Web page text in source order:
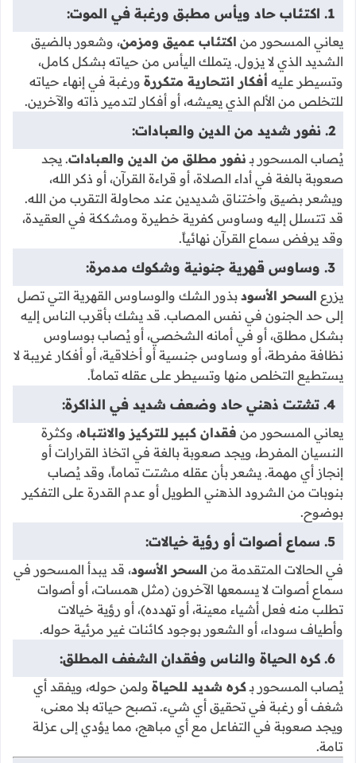
1. اكتئاب حاد ويأس مطبق ورغبة في الموت:
يعاني المسحور من اكتئاب عميق ومزمن، وشعور بالضيق
الشديد الذي لا يزول. يتملك اليأس من حياته بشكل كامل،
وتسيطر عليه أفكار انتحارية متكررة ورغبة في إنهاء حياته
للتخلص من الألم الذي يعيشه، أو أفكار لتدمير ذاته والآخرين.
2. نفور شديد من الدين والعبادات:
يُصاب المسحور بـ نفور مطلق من الدين والعبادات. يجد
صعوبة بالغة في أداء الصلاة، أو قراءة القرآن، أو ذكر الله،
ويشعر بضيق واختناق شديدين عند محاولة التقرب من الله.
قد تتسلل إليه وساوس كفرية خطيرة ومشككة في العقيدة،
وقد يرفض سماع القرآن نهائياً.
3. وساوس قهرية جنونية وشكوك مدمرة:
يزرع السحر الأسود بذور الشك والوساوس القهرية التي تصل
إلى حد الجنون في نفس المصاب. قد يشك بأقرب الناس إليه
بشكل مطلق، أو في أمانه الشخصي، أو يُصاب بوساوس
نظافة مفرطة، أو وساوس جنسية أو أخلاقية، أو أفكار غريبة لا
يستطيع التخلص منها وتسيطر على عقله تماماً.
4. تشتت ذهني حاد وضعف شديد في الذاكرة:
يعاني المسحور من فقدان كبير للتركيز والانتباه، وكثرة
النسيان المفرط، ويجد صعوبة بالغة في اتخاذ القرارات أو
إنجاز أي مهمة. يشعر بأن عقله مشتت تماماً، وقد يُصاب
بنوبات من الشرود الذهني الطويل أو عدم القدرة على التفكير
بوضوح.
5. سماع أصوات أو رؤية خيالات:
في الحالات المتقدمة من السحر الأسود، قد يبدأ المسحور في
سماع أصوات لا يسمعها الآخرون (مثل همسات، أو أصوات
تطلب منه فعل أشياء معينة، أو تهدده)، أو رؤية خيالات
وأطياف سوداء، أو الشعور بوجود كائنات غير مرئية حوله.
6. كره الحياة والناس وفقدان الشغف المطلق:
يُصاب المسحور بـكره شديد للحياة ولمن حوله، ويفقد أي
شغف أو رغبة في تحقيق أي شيء. تصبح حياته بلا معنى،
ويجد صعوبة في التفاعل مع أي مباهج، مما يؤدي إلى عزلة
تامة.